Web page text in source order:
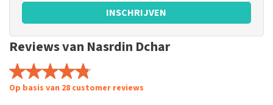
INSCHRIJVEN
Reviews van Nasrdin Dchar
Op basis van 28 customer reviews